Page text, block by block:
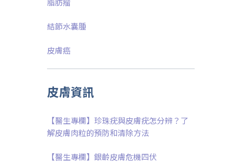
結節水囊腫
皮膚癌
皮膚資訊
【醫生專欄】珍珠疣與皮膚疣怎分辨？了
解皮膚肉粒的預防和清除方法
【醫生專欄】銀齡皮膚危機四伏